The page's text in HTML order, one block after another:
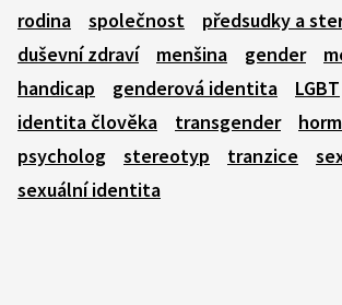
rodina
společnost
předsudky a
duševní zdraví
menšina gender
handicap
genderová identita LGBT
identita člověka
transgender
psycholog
stereotyp tranzice
sexuální identita